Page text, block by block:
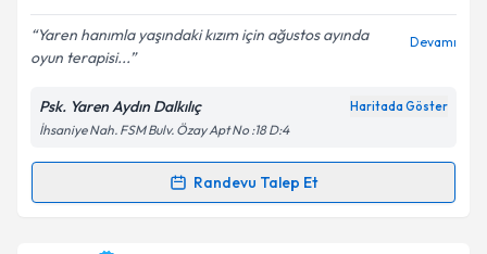
E-posta Adresiniz
Kişisel verilerimin işlenmesine ilişkin
Metni'ni okudum ve kişisel verilerimin belirtilen
kapsamda işlenmesini kabul ediyorum.
Yaren hanımla yaşındaki kızım için ağustos ayında
oyun terapisi...
Devamı
Psk. Yaren Aydın Dalkılıç Haritada Göster
İhsaniye Nah. FSM Bulv. Özay Apt No :18 D:4
Randevu Talep Et
Randevu Takvimi Talebi